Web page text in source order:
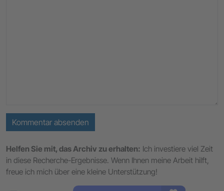
Kommentar absenden
Helfen Sie mit, das Archiv zu erhalten: Ich investiere viel Zeit
in diese Recherche-Ergebnisse. Wenn Ihnen meine Arbeit hilft,
freue ich mich über eine kleine Unterstützung!